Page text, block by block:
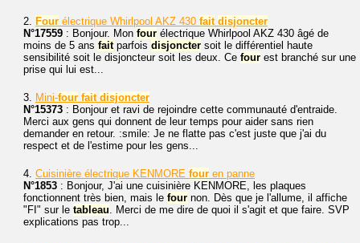
2. Four électrique Whirlpool AKZ 430 fait disjoncter
N°17559 : Bonjour. Mon four électrique Whirlpool AKZ 430 âgé de
moins de 5 ans faitparfois disjoncter soit le différentiel haute
sensibilité soit le disjoncteur soit les deux. Ce four est branché sur une
prise qui lui est...
3. Mini-four fait disjoncter
N°15373 : Bonjour et ravi de rejoindre cette communauté d'entraide.
Merci aux gens qui donnent de leur temps pour aider sans rien
demander en retour. :smile: Je ne flatte pas c'est juste que j'ai du
respect et de l'estime pour les gens...
4. Cuisinière électrique KENMORE four en panne
N°1853 : Bonjour, J'ai une cuisinière KENMORE, les plaques
fonctionnent très bien, mais le four non. Dès que je l'allume, il affiche
"FI" sur le tableau. Merci de me dire de quoi il s'agit et que faire. SVP
explications pas trop...